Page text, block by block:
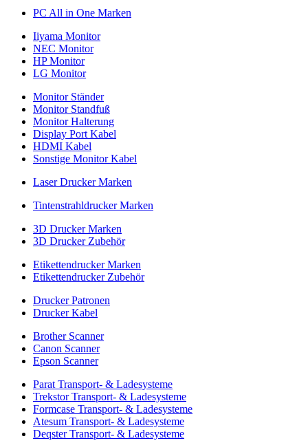
PC All in One Marken
Iiyama Monitor
NEC Monitor
HP Monitor
LG Monitor
Monitor Ständer
Monitor Standfuß
Monitor Halterung
Display Port Kabel
HDMI Kabel
Sonstige Monitor Kabel
Laser Drucker Marken
Tintenstrahldrucker Marken
3D Drucker Marken
3D Drucker Zubehör
Etikettendrucker Marken
Etikettendrucker Zubehör
Drucker Patronen
Drucker Kabel
Brother Scanner
Canon Scanner
Epson Scanner
Parat Transport- & Ladesysteme
Trekstor Transport- & Ladesysteme
Formcase Transport- & Ladesysteme
Atesum Transport- & Ladesysteme
Deqster Transport- & Ladesysteme